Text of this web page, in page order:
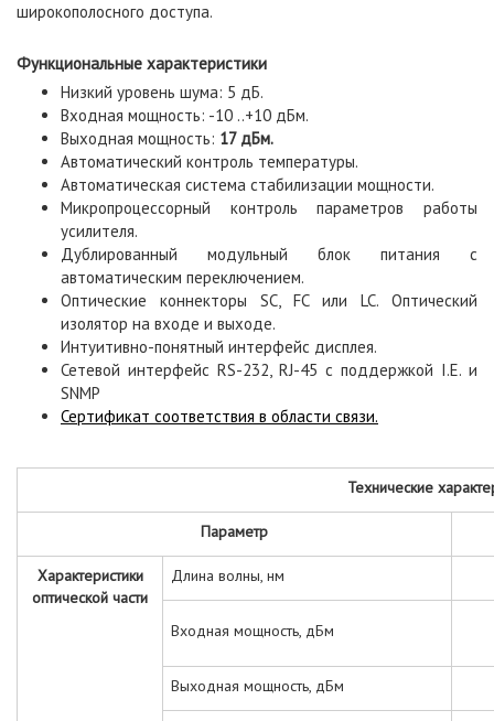
широкополосного доступа.
Функциональные характеристики
Низкий уровень шума: 5 дБ.
Входная мощность: -10 ..+10 дБм.
Выходная мощность: 17 дБм.
Автоматический контроль температуры.
Автоматическая система стабилизации мощности.
Микропроцессорный контроль параметров работы
усилителя.
Дублированный модульный блок питания с
автоматическим переключением.
Оптические коннекторы SC, FC или LC. Оптический
изолятор на входе и выходе.
Интуитивно-понятный интерфейс дисплея.
Сетевой интерфейс RS-232, RJ-45 с поддержкой I.E. и
SNMP
Сертификат соответствия в области связи.
Технические
Параметр
Характеристики
оптической части
Длина волны, нм
Входная мощность, дБм
Выходная мощность, дБм